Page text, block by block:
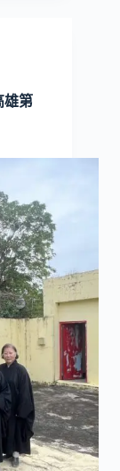
雄第